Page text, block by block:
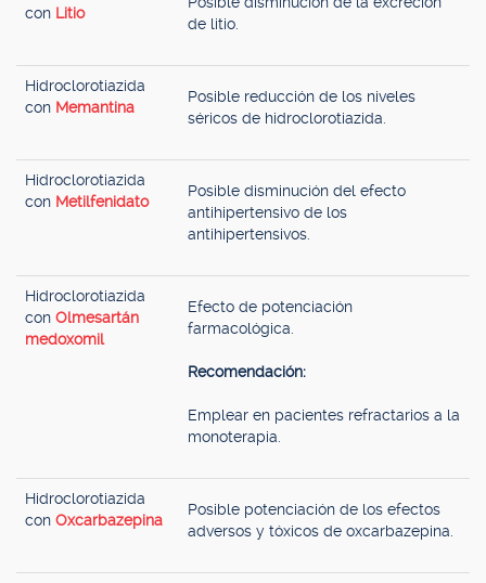
con Litio
de litio.
Hidroclorotiazida
con Memantina
Posible reducción de los niveles
séricos de hidroclorotiazida.
Hidroclorotiazida
con Metilfenidato
Posible disminución del efecto
antihipertensivo de los
antihipertensivos.
Hidroclorotiazida
con Olmesartán
medoxomil
Efecto de potenciación
farmacológica.
Recomendación:
Emplear en pacientes refractarios a la
monoterapia.
Hidroclorotiazida
con Oxcarbazepina
Posible potenciación de los efectos
adversos y tóxicos de oxcarbazepina.